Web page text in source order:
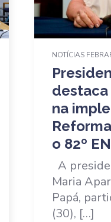
NOTÍCIAS
na
o 82º
A
Maria
Papá,
(30), […]